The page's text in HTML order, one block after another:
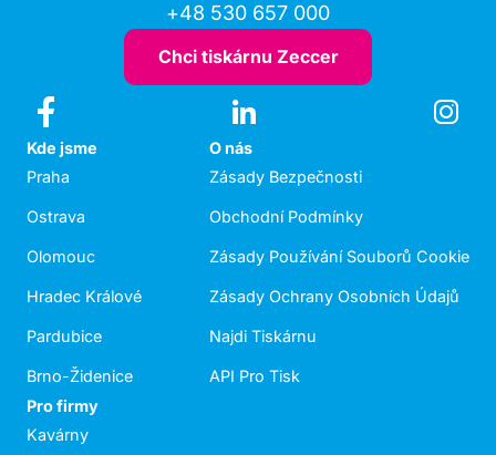
+48 530 657 000
Chci tiskárnu Zeccer
Kde jsme
Praha
Ostrava
Olomouc
Hradec Králové
Pardubice
Brno-Židenice
O nás
Zásady Bezpečnosti
Obchodní Podmínky
Zásady Používání Souborů Cookie
Zásady Ochrany Osobních Údajů
Najdi Tiskárnu
API Pro Tisk
Pro firmy
Kavárny